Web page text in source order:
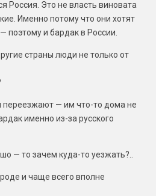
Россия. Это не власть виновата
Именно потому что они хотят
поэтому и бардак в России.
страны люди не только от
переезжают — им что-то дома не
именно из-за русского
— то зачем куда-то уезжать?..
и чаще всего вполне